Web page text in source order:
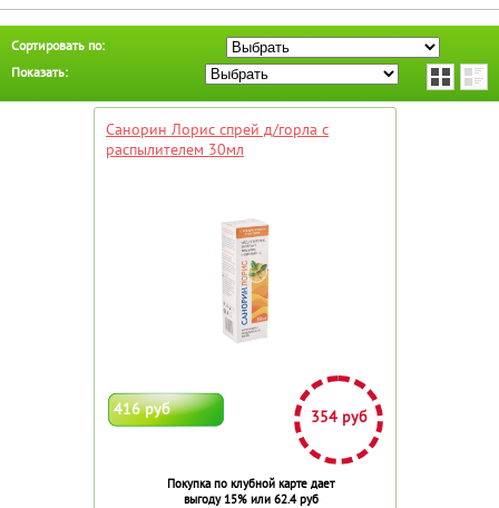
Сортировать по:
Показать:
Санорин Лорис спрей д/горла с
распылителем 30мл
416 руб 354 руб
Покупка по клубной карте дает
выгоду 15% или 62.4 руб